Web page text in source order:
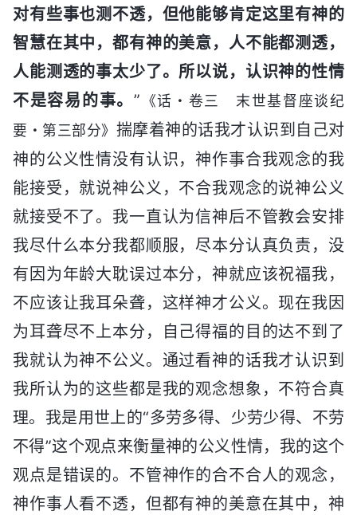
对有些事也测不透，但他能够肯定这里有神的
智慧在其中，都有神的美意，人不能都测透，
人能测透的事太少了。所以说，认识神的性情
不是容易的事。 ” 《话・卷三 末世基督座谈纪
要・第三部分》 揣摩着神的话我才认识到自己对
神的公义性情没有认识，神作事合我观念的我
能接受，就说神公义，不合我观念的说神公义
就接受不了。我一直认为信神后不管教会安排
我尽什么本分我都顺服，尽本分认真负责，没
有因为年龄大耽误过本分，神就应该祝福我，
不应该让我耳朵聋，这样神才公义。现在我因
为耳聋尽不上本分，自己得福的目的达不到了
我就认为神不公义。通过看神的话我才认识到
我所认为的这些都是我的观念想象，不符合真
理。我是用世上的“多劳多得、少劳少得、不劳
不得”这个观点来衡量神的公义性情，我的这个
观点是错误的。不管神作的合不合人的观念，
神作事人看不透，但都有神的美意在其中，神